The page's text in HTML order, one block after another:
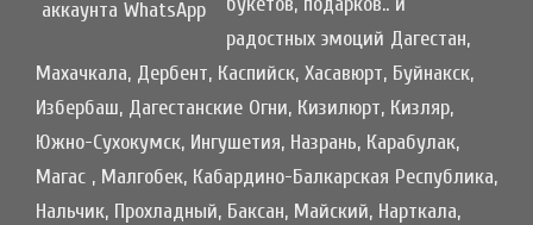
радостных эмоций Дагестан,
Махачкала, Дербент, Каспийск, Хасавюрт, Буйнакск,
Избербаш, Дагестанские Огни, Кизилюрт, Кизляр,
Южно-Сухокумск, Ингушетия, Назрань, Карабулак,
Магас , Малгобек, Кабардино-Балкарская Республика,
Нальчик, Прохладный, Баксан, Майский, Нарткала,